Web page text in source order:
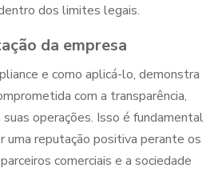
dos limites legais.
da empresa
e como aplicá-lo, demonstra
com a transparência,
operações. Isso é fundamental
uma reputação positiva perante os
comerciais e a sociedade